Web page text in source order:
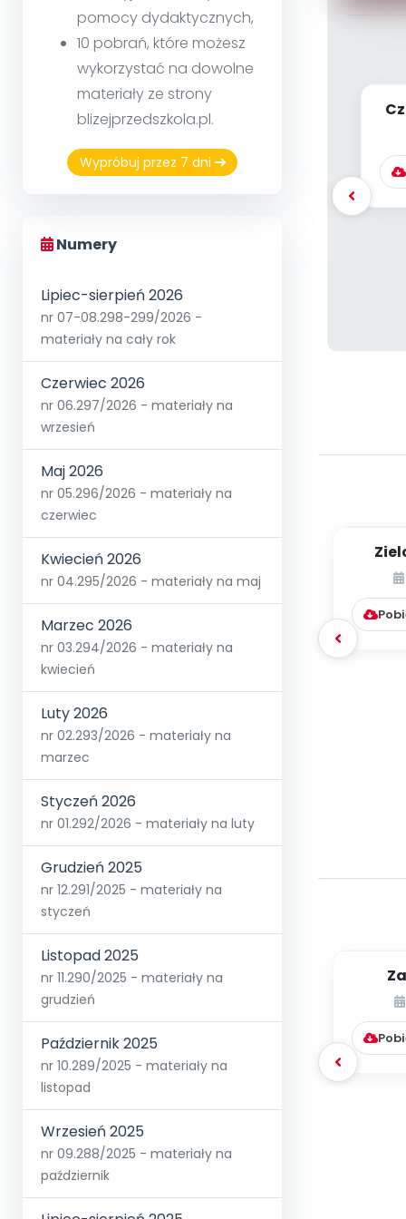
pomocy dydaktycznych,
10 pobrań, które możesz
wykorzystać na dowolne
materiały ze strony
blizejprzedszkola.pl.
Wypróbuj przez 7 dni
Numery
Lipiec-sierpień 2026
nr 07-08.298-299/2026 -
materiały na cały rok
Czerwiec 2026
nr 06.297/2026 - materiały na
wrzesień
Maj 2026
nr 05.296/2026 - materiały na
czerwiec
Kwiecień 2026
nr 04.295/2026 - materiały na maj
Marzec 2026
nr 03.294/2026 - materiały na
kwiecień
Luty 2026
nr 02.293/2026 - materiały na
marzec
Styczeń 2026
nr 01.292/2026 - materiały na luty
Grudzień 2025
nr 12.291/2025 - materiały na
styczeń
Listopad 2025
nr 11.290/2025 - materiały na
grudzień
Październik 2025
nr 10.289/2025 - materiały na
listopad
Wrzesień 2025
nr 09.288/2025 - materiały na
październik